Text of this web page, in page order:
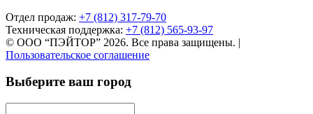
Отдел продаж: +7 (812) 317-79-70
Техническая поддержка: +7 (812) 565-93-97
© ООО “ПЭЙТОР” 2026. Все права защищены. |
Пользовательское соглашение
Выберите ваш город